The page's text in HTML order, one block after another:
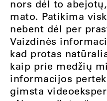
nors dėl to
mato. Patikima
nebent dėl per
Vaizdinės
kad protas
kaip prie medžių
informacijos
gimsta